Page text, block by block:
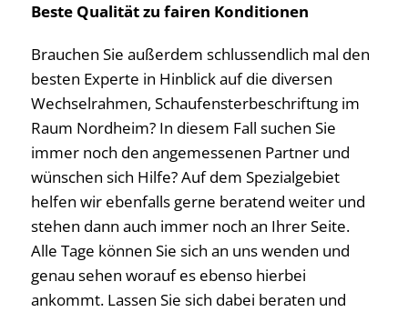
Beste Qualität zu fairen Konditionen
Brauchen Sie außerdem schlussendlich mal den
besten Experte in Hinblick auf die diversen
Wechselrahmen, Schaufensterbeschriftung im
Raum Nordheim? In diesem Fall suchen Sie
immer noch den angemessenen Partner und
wünschen sich Hilfe? Auf dem Spezialgebiet
helfen wir ebenfalls gerne beratend weiter und
stehen dann auch immer noch an Ihrer Seite.
Alle Tage können Sie sich an uns wenden und
genau sehen worauf es ebenso hierbei
ankommt. Lassen Sie sich dabei beraten und